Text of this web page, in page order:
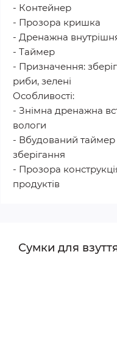
- Контейнер
- Прозора кришка
- Дренажна
- Таймер
- Призначення:
риби, зелені
Особливості:
- Знімна дренажна
вологи
- Вбудований
зберігання
- Прозора
продуктів
Сумки для